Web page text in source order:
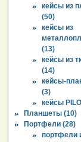
кейсы из
(50)
кейсы из
(13)
кейсы из
(14)
кейсы-
(3)
кейсы
Планшеты (10)
Портфели (28)
портфели